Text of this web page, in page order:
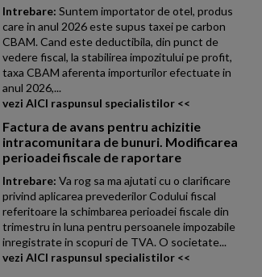
NOUTATI
din Codul
Fiscal
Efectul asupra
conditii speciale de
In cazul unui proces in care
angajatorul (RNP Romsilva/
Intrebare: Suntem importator de otel, produs
care in anul 2026 este supus taxei pe carbon
CBAM. Cand este deductibila, din punct de
vedere fiscal, la stabilirea impozitului pe profit,
taxa CBAM aferenta importurilor efectuate in
anul 2026,...
vezi AICI raspunsul specialistilor <<
Factura de avans pentru achizitie
intracomunitara de bunuri. Modificarea
perioadei fiscale de raportare
Intrebare: Va rog sa ma ajutati cu o clarificare
privind aplicarea prevederilor Codului fiscal
referitoare la schimbarea perioadei fiscale din
trimestru in luna pentru persoanele impozabile
inregistrate in scopuri de TVA. O societate...
vezi AICI raspunsul specialistilor <<